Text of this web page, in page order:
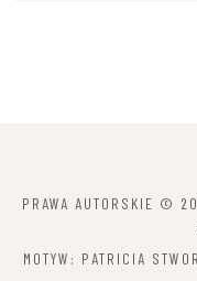
PRAWA AUTORSKIE ©
MOTYW: PATRICIA